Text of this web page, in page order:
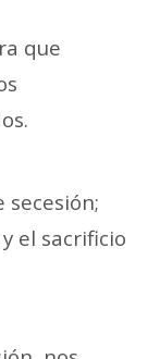
que
secesión;
el sacrificio